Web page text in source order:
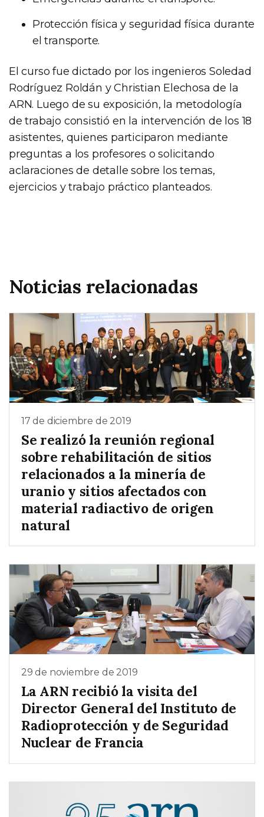
Protección física y seguridad física durante
el transporte.
El curso fue dictado por los ingenieros Soledad
Rodríguez Roldán y Christian Elechosa de la
ARN. Luego de su exposición, la metodología
de trabajo consistió en la intervención de los 18
asistentes, quienes participaron mediante
preguntas a los profesores o solicitando
aclaraciones de detalle sobre los temas,
ejercicios y trabajo práctico planteados.
Noticias relacionadas
17 de diciembre de 2019
Se realizó la reunión regional
sobre rehabilitación de sitios
relacionados a la minería de
uranio y sitios afectados con
material radiactivo de origen
natural
29 de noviembre de 2019
La ARN recibió la visita del
Director General del Instituto de
Radioprotección y de Seguridad
Nuclear de Francia